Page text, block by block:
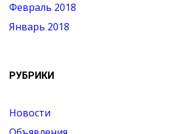
Февраль 2018
Январь 2018
РУБРИКИ
Новости